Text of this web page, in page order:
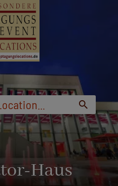
search
Haus